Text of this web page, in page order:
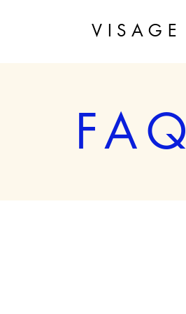
VISAGE
FAQ